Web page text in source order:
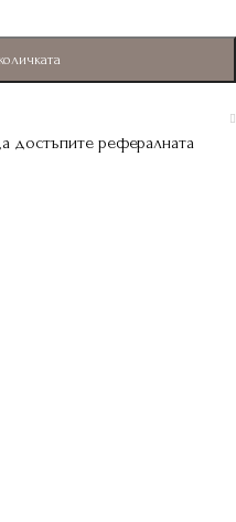
достъпите рефералната